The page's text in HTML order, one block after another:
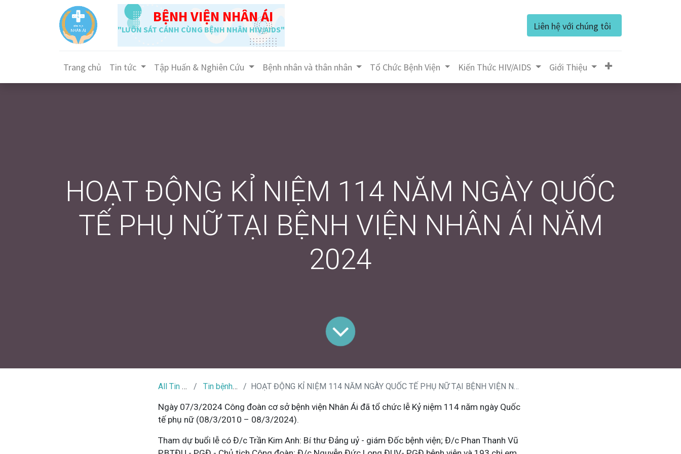
BỆNH VIỆN NHÂN ÁI
"LUÔN SÁT CÁNH CÙNG BỆNH NHÂN HIV/AIDS" Liên hệ với chúng tôi
Trang chủ Tin tức Tập Huấn & Nghiên Cứu Bệnh nhân và thân nhân Tổ Chức Bệnh Viện Kiến Thức HIV/AIDS Giớ​i Thiệu
HOẠT ĐỘNG KỈ NIỆM 114 NĂM NGÀY QUỐC
TẾ PHỤ NỮ TẠI BỆNH VIỆN NHÂN ÁI NĂM
2024
All Tin Tức Tin bệnh viện HOẠT ĐỘNG KỈ NIỆM 114 NĂM NGÀY QUỐC TẾ PHỤ NỮ TẠI BỆNH VIỆN NHÂN ÁI NĂM 2024
Ngày 07/3/2024 Công đoàn cơ sở bệnh viện Nhân Ái đã tổ chức lễ Kỷ niệm 114 năm ngày Quốc
tế phụ nữ (08/3/2010 – 08/3/2024).
Tham dự buổi lễ có Đ/c Trần Kim Anh: Bí thư Đảng uỷ - giám Đốc bệnh viện; Đ/c Phan Thanh Vũ